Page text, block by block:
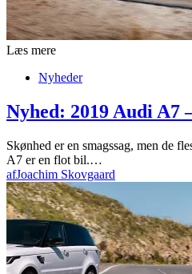
Læs mere
Nyheder
Nyhed: 2019 Audi A7
Skønhed er en smagssag, men de
A7 er en flot bil.…
afJoachim Skovgaard